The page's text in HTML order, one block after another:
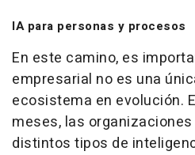
IA para personas y procesos
En este camino, es
empresarial no es una
ecosistema en evolución.
meses, las
distintos tipos de